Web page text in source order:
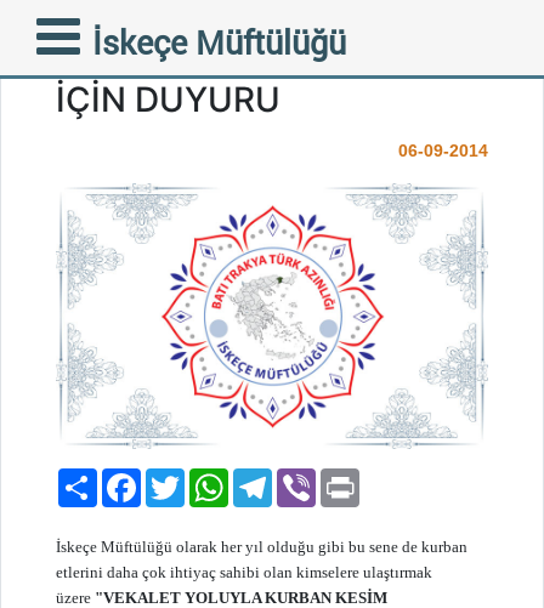
İskeçe Müftülüğü
KURBAN BEDELLERİ
TOPLAMA KAMPANYASI
İÇİN DUYURU
06-09-2014
PaylaşFacebook
TwitterWhatsAppTelegram
Viber
İskeçe Müftülüğü olarak her yıl olduğu gibi bu sene de kurban
etlerini daha çok ihtiyaç sahibi olan kimselere ulaştırmak
üzere "VEKALET YOLUYLA KURBAN KESİM